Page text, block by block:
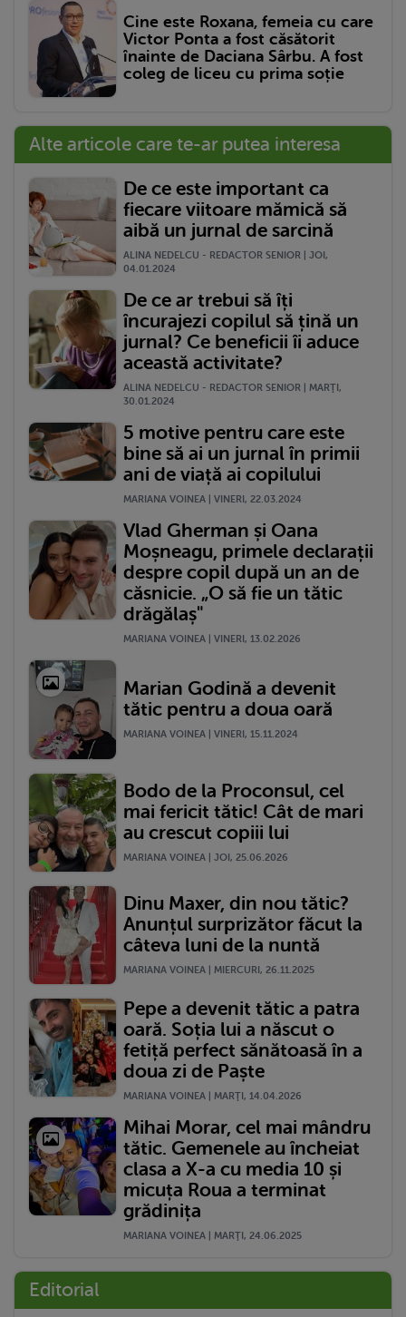
Cine este Roxana, femeia cu care
Victor Ponta a fost căsătorit
înainte de Daciana Sârbu. A fost
coleg de liceu cu prima soție
Alte articole care te-ar putea interesa
De ce este important ca
fiecare viitoare mămică să
aibă un jurnal de sarcină
ALINA NEDELCU - REDACTOR SENIOR | JOI,
04.01.2024
De ce ar trebui să îți
încurajezi copilul să țină un
jurnal? Ce beneficii îi aduce
această activitate?
ALINA NEDELCU - REDACTOR SENIOR | MARŢI,
30.01.2024
5 motive pentru care este
bine să ai un jurnal în primii
ani de viață ai copilului
MARIANA VOINEA | VINERI, 22.03.2024
Vlad Gherman și Oana
Moșneagu, primele declarații
despre copil după un an de
căsnicie. „O să fie un tătic
drăgălaș"
MARIANA VOINEA | VINERI, 13.02.2026
Marian Godină a devenit
tătic pentru a doua oară
MARIANA VOINEA | VINERI, 15.11.2024
Bodo de la Proconsul, cel
mai fericit tătic! Cât de mari
au crescut copiii lui
MARIANA VOINEA | JOI, 25.06.2026
Dinu Maxer, din nou tătic?
Anunțul surprizător făcut la
câteva luni de la nuntă
MARIANA VOINEA | MIERCURI, 26.11.2025
Pepe a devenit tătic a patra
oară. Soția lui a născut o
fetiță perfect sănătoasă în a
doua zi de Paște
MARIANA VOINEA | MARŢI, 14.04.2026
Mihai Morar, cel mai mândru
tătic. Gemenele au încheiat
clasa a X-a cu media 10 și
micuța Roua a terminat
grădinița
MARIANA VOINEA | MARŢI, 24.06.2025
Editorial